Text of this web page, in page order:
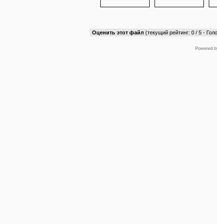
Оценить этот файл (текущий рейтинг: 0 / 5 -
Powered